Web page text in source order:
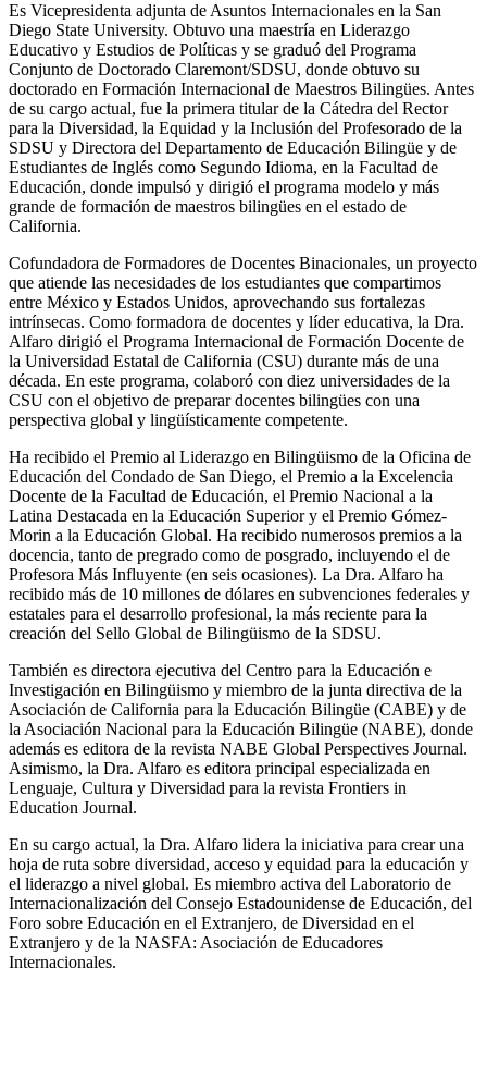
Es Vicepresidenta adjunta de Asuntos Internacionales en la San
Diego State University. Obtuvo una maestría en Liderazgo
Educativo y Estudios de Políticas y se graduó del Programa
Conjunto de Doctorado Claremont/SDSU, donde obtuvo su
doctorado en Formación Internacional de Maestros Bilingües. Antes
de su cargo actual, fue la primera titular de la Cátedra del Rector
para la Diversidad, la Equidad y la Inclusión del Profesorado de la
SDSU y Directora del Departamento de Educación Bilingüe y de
Estudiantes de Inglés como Segundo Idioma, en la Facultad de
Educación, donde impulsó y dirigió el programa modelo y más
grande de formación de maestros bilingües en el estado de
California.
Cofundadora de Formadores de Docentes Binacionales, un proyecto
que atiende las necesidades de los estudiantes que compartimos
entre México y Estados Unidos, aprovechando sus fortalezas
intrínsecas. Como formadora de docentes y líder educativa, la Dra.
Alfaro dirigió el Programa Internacional de Formación Docente de
la Universidad Estatal de California (CSU) durante más de una
década. En este programa, colaboró ​​con diez universidades de la
CSU con el objetivo de preparar docentes bilingües con una
perspectiva global y lingüísticamente competente.
Ha recibido el Premio al Liderazgo en Bilingüismo de la Oficina de
Educación del Condado de San Diego, el Premio a la Excelencia
Docente de la Facultad de Educación, el Premio Nacional a la
Latina Destacada en la Educación Superior y el Premio Gómez-
Morin a la Educación Global. Ha recibido numerosos premios a la
docencia, tanto de pregrado como de posgrado, incluyendo el de
Profesora Más Influyente (en seis ocasiones). La Dra. Alfaro ha
recibido más de 10 millones de dólares en subvenciones federales y
estatales para el desarrollo profesional, la más reciente para la
creación del Sello Global de Bilingüismo de la SDSU.
También es directora ejecutiva del Centro para la Educación e
Investigación en Bilingüismo y miembro de la junta directiva de la
Asociación de California para la Educación Bilingüe (CABE) y de
la Asociación Nacional para la Educación Bilingüe (NABE), donde
además es editora de la revista NABE Global Perspectives Journal.
Asimismo, la Dra. Alfaro es editora principal especializada en
Lenguaje, Cultura y Diversidad para la revista Frontiers in
Education Journal.
En su cargo actual, la Dra. Alfaro lidera la iniciativa para crear una
hoja de ruta sobre diversidad, acceso y equidad para la educación y
el liderazgo a nivel global. Es miembro activa del Laboratorio de
Internacionalización del Consejo Estadounidense de Educación, del
Foro sobre Educación en el Extranjero, de Diversidad en el
Extranjero y de la NASFA: Asociación de Educadores
Internacionales.